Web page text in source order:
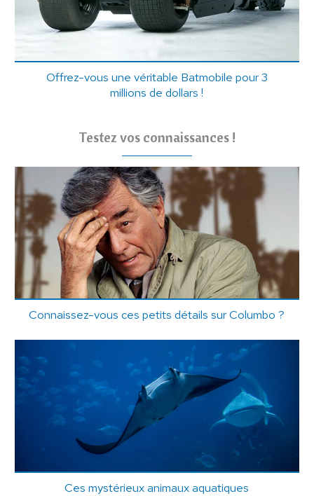
Offrez-vous une véritable Batmobile pour 3
millions de dollars !
Testez vos connaissances !
Connaissez-vous ces petits détails sur Columbo ?
Ces mystérieux animaux aquatiques